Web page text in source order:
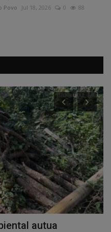
Povo Jul 18, 2026 0 88
autua